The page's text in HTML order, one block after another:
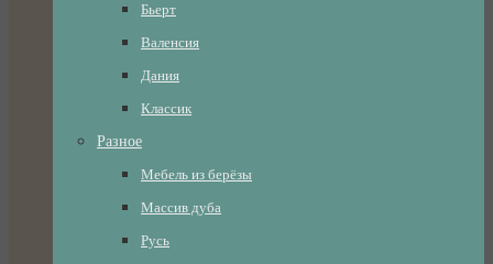
Бьерт
Валенсия
Дания
Классик
Разное
Мебель из берёзы
Массив дуба
Русь